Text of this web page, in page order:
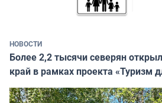
НОВОСТИ
Более 2,2 тысячи северян
край в рамках проекта «Туризм